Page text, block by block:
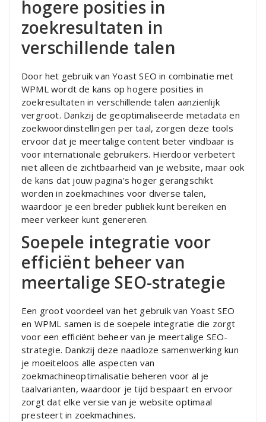
hogere posities in
zoekresultaten in
verschillende talen
Door het gebruik van Yoast SEO in combinatie met
WPML wordt de kans op hogere posities in
zoekresultaten in verschillende talen aanzienlijk
vergroot. Dankzij de geoptimaliseerde metadata en
zoekwoordinstellingen per taal, zorgen deze tools
ervoor dat je meertalige content beter vindbaar is
voor internationale gebruikers. Hierdoor verbetert
niet alleen de zichtbaarheid van je website, maar ook
de kans dat jouw pagina’s hoger gerangschikt
worden in zoekmachines voor diverse talen,
waardoor je een breder publiek kunt bereiken en
meer verkeer kunt genereren.
Soepele integratie voor
efficiënt beheer van
meertalige SEO-strategie
Een groot voordeel van het gebruik van Yoast SEO
en WPML samen is de soepele integratie die zorgt
voor een efficiënt beheer van je meertalige SEO-
strategie. Dankzij deze naadloze samenwerking kun
je moeiteloos alle aspecten van
zoekmachineoptimalisatie beheren voor al je
taalvarianten, waardoor je tijd bespaart en ervoor
zorgt dat elke versie van je website optimaal
presteert in zoekmachines.